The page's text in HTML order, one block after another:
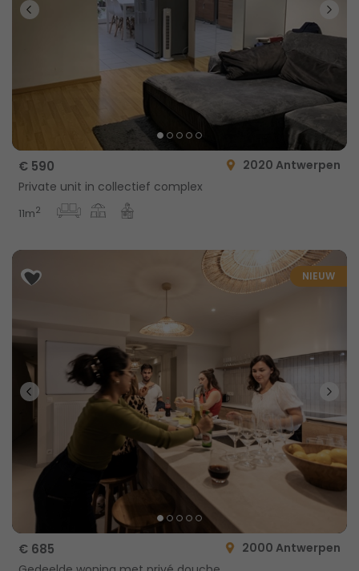
€ 590
2020 Antwerpen
Private unit in collectief complex
11m2
NIEUW
€ 685
2000 Antwerpen